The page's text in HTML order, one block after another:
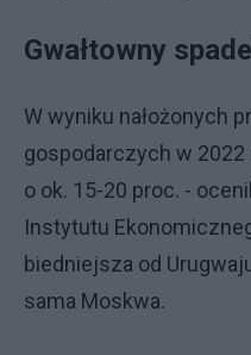
Gwałtowny
W wyniku nałożonych
gospodarczych w 2022
o ok. 15-20 proc. -
Instytutu
biedniejsza od
sama Moskwa.